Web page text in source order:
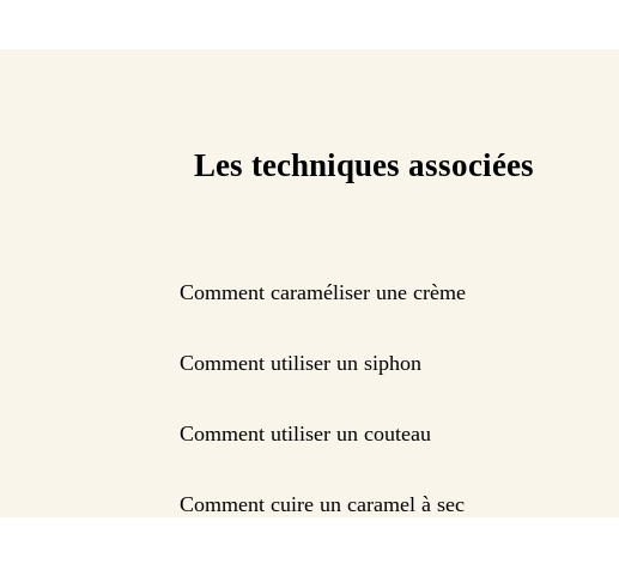
Les techniques associées
Comment caraméliser une crème
Comment utiliser un siphon
Comment utiliser un couteau
Comment cuire un caramel à sec